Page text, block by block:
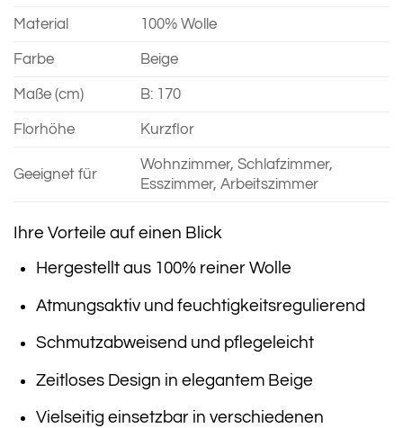
Material 100% Wolle
Farbe Beige
Maße (cm) B: 170
Florhöhe Kurzflor
Geeignet für
Wohnzimmer, Schlafzimmer,
Esszimmer, Arbeitszimmer
Ihre Vorteile auf einen Blick
Hergestellt aus 100% reiner Wolle
Atmungsaktiv und feuchtigkeitsregulierend
Schmutzabweisend und pflegeleicht
Zeitloses Design in elegantem Beige
Vielseitig einsetzbar in verschiedenen